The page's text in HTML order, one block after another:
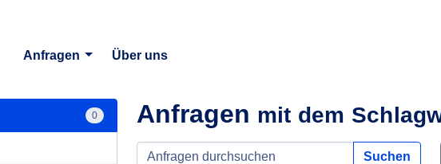
Anfragen
Über uns
Anfragen mit dem
Suchen
0